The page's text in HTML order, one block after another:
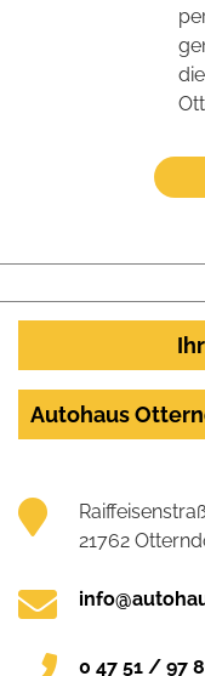
Autohaus
21762
0 47 51 / 97